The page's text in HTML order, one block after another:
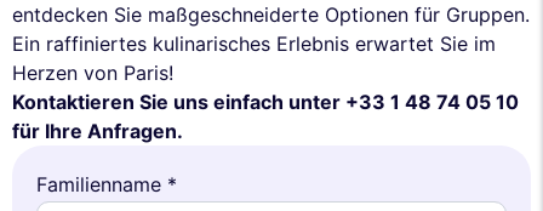
entdecken Sie maßgeschneiderte Optionen für Gruppen.
Ein raffiniertes kulinarisches Erlebnis erwartet Sie im
Herzen von Paris!
Kontaktieren Sie uns einfach unter +33 1 48 74 05 10
für Ihre Anfragen.
Familienname *